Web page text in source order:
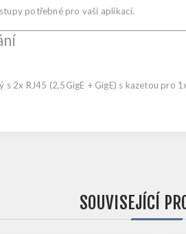
potřebné pro vaši aplikaci.
2x RJ45 (2,5GigE + GigE) s kazetou pro
SOUVISEJÍCÍ